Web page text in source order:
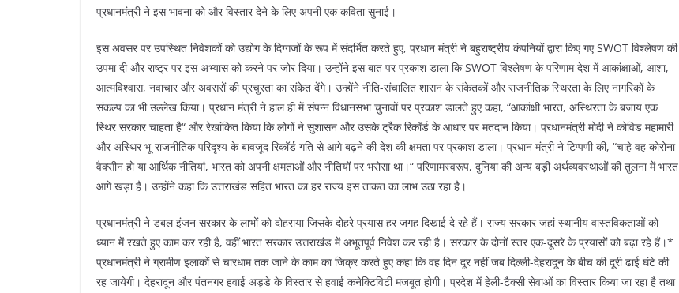
प्रधानमंत्री ने इस भावना को और विस्तार देने के लिए अपनी एक कविता सुनाई।
इस अवसर पर उपस्थित निवेशकों को उद्योग के दिग्गजों के रूप में संदर्भित करते हुए, प्रधान मंत्री ने बहुराष्ट्रीय कंपनियों द्वारा किए गए SWOT विश्लेषण की
उपमा दी और राष्ट्र पर इस अभ्यास को करने पर जोर दिया। उन्होंने इस बात पर प्रकाश डाला कि SWOT विश्लेषण के परिणाम देश में आकांक्षाओं, आशा,
आत्मविश्वास, नवाचार और अवसरों की प्रचुरता का संकेत देंगे। उन्होंने नीति-संचालित शासन के संकेतकों और राजनीतिक स्थिरता के लिए नागरिकों के
संकल्प का भी उल्लेख किया। प्रधान मंत्री ने हाल ही में संपन्न विधानसभा चुनावों पर प्रकाश डालते हुए कहा, “आकांक्षी भारत, अस्थिरता के बजाय एक
स्थिर सरकार चाहता है“ और रेखांकित किया कि लोगों ने सुशासन और उसके ट्रैक रिकॉर्ड के आधार पर मतदान किया। प्रधानमंत्री मोदी ने कोविड महामारी
और अस्थिर भू-राजनीतिक परिदृश्य के बावजूद रिकॉर्ड गति से आगे बढ़ने की देश की क्षमता पर प्रकाश डाला। प्रधान मंत्री ने टिप्पणी की, “चाहे वह कोरोना
वैक्सीन हो या आर्थिक नीतियां, भारत को अपनी क्षमताओं और नीतियों पर भरोसा था।“ परिणामस्वरूप, दुनिया की अन्य बड़ी अर्थव्यवस्थाओं की तुलना में भारत
आगे खड़ा है। उन्होंने कहा कि उत्तराखंड सहित भारत का हर राज्य इस ताकत का लाभ उठा रहा है।
प्रधानमंत्री ने डबल इंजन सरकार के लाभों को दोहराया जिसके दोहरे प्रयास हर जगह दिखाई दे रहे हैं। राज्य सरकार जहां स्थानीय वास्तविकताओं को
ध्यान में रखते हुए काम कर रही है, वहीं भारत सरकार उत्तराखंड में अभूतपूर्व निवेश कर रही है। सरकार के दोनों स्तर एक-दूसरे के प्रयासों को बढ़ा रहे हैं।*
प्रधानमंत्री ने ग्रामीण इलाकों से चारधाम तक जाने के काम का जिक्र करते हुए कहा कि वह दिन दूर नहीं जब दिल्ली-देहरादून के बीच की दूरी ढाई घंटे की
रह जायेगी। देहरादून और पंतनगर हवाई अड्डे के विस्तार से हवाई कनेक्टिविटी मजबूत होगी। प्रदेश में हेली-टैक्सी सेवाओं का विस्तार किया जा रहा है तथा